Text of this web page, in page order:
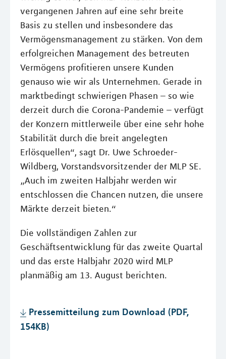
vergangenen Jahren auf eine sehr breite
Basis zu stellen und insbesondere das
Vermögensmanagement zu stärken. Von dem
erfolgreichen Management des betreuten
Vermögens profitieren unsere Kunden
genauso wie wir als Unternehmen. Gerade in
marktbedingt schwierigen Phasen – so wie
derzeit durch die Corona-Pandemie – verfügt
der Konzern mittlerweile über eine sehr hohe
Stabilität durch die breit angelegten
Erlösquellen“, sagt Dr. Uwe Schroeder-
Wildberg, Vorstandsvorsitzender der MLP SE.
„Auch im zweiten Halbjahr werden wir
entschlossen die Chancen nutzen, die unsere
Märkte derzeit bieten.“
Die vollständigen Zahlen zur
Geschäftsentwicklung für das zweite Quartal
und das erste Halbjahr 2020 wird MLP
planmäßig am 13. August berichten.
Pressemitteilung zum Download (PDF,
154KB)